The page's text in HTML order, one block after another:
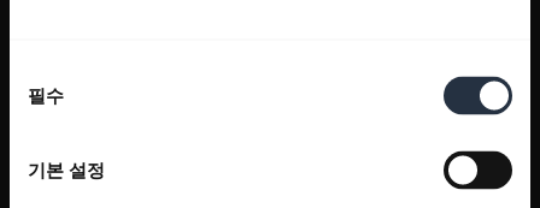
필수
기본 설정